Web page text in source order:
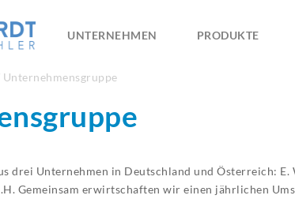
UNTERNEHMEN PRODUKTE
Unternehmensgruppe
drei Unternehmen in Deutschland und Österreich: E.
Gemeinsam erwirtschaften wir einen jährlichen